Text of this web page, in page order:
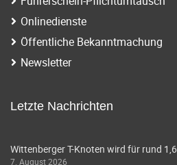
Onlinedienste
Öffentliche Bekanntmachung
Newsletter
Letzte Nachrichten
Wittenberger T-Knoten wird für rund
7. August 2026